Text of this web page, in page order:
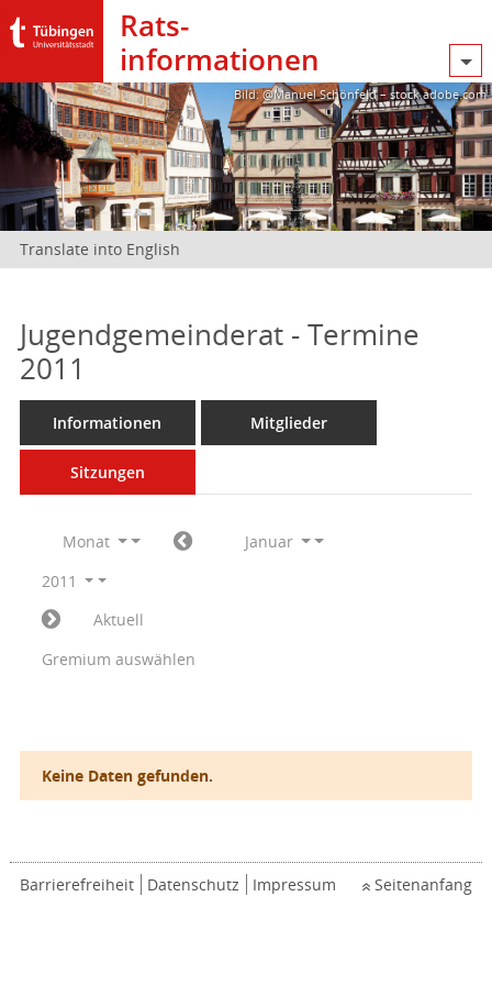
Rats­
informationen
Bild: @Manuel Schönfeld – stock.adobe.com
Translate into English
Jugendgemeinderat - Termine
2011
Informationen Mitglieder
Sitzungen
Monat
Januar
2011
Aktuell
Gremium auswählen
Keine Daten gefunden.
Barrierefreiheit Datenschutz Impressum Seitenanfang